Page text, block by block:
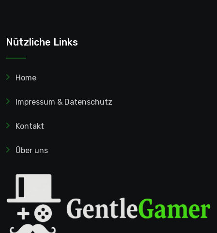
Nützliche Links
Home
Impressum & Datenschutz
Kontakt
Über uns